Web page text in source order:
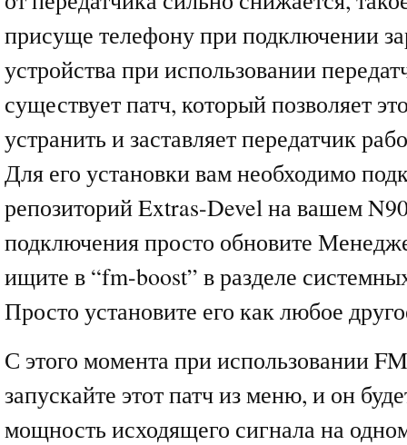
присуще телефону при подключении
устройства при использовании
существует патч, который позволяет
устранить и заставляет передатчик
Для его установки вам необходимо
репозиторий Extras-Devel на вашем
подключения просто обновите
ищите в “fm-boost” в разделе
Просто установите его как любое
С этого момента при использовании
запускайте этот патч из меню, и он
мощность исходящего сигнала на